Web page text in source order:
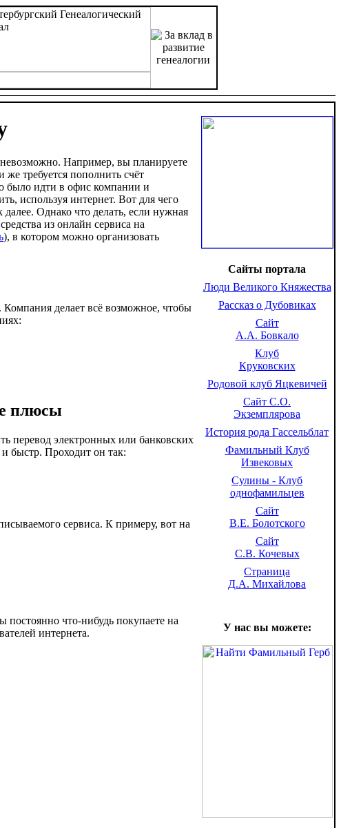
Например, вы планируете
требуется пополнить счёт
было идти в офис компании и
используя интернет. Вот для чего
Однако что делать, если нужная
из онлайн сервиса на
), в котором можно организовать
делает всё возможное, чтобы
плюсы
перевод электронных или банковских
быстр. Проходит он так:
сервиса. К примеру, вот на
что-нибудь покупаете на
интернета.
Сайты портала
Люди Великого Княжества
Рассказ о Дубовиках
Сайт
А.А. Бовкало
Клуб
Круковских
Родовой клуб Яцкевичей
Сайт С.О.
Экземплярова
История рода Гассельблат
Фамильный Клуб
Извековых
Сулины - Клуб
однофамильцев
Сайт
В.Е. Болотского
Сайт
С.В. Кочевых
Страница
Д.А. Михайлова
У нас вы можете: